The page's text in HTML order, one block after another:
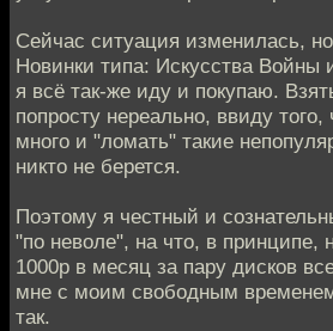
Сейчас ситуация изменилась,
Новинки типа: Искусства Войны
я всё так-же иду и покупаю.
попросту нереально, ввиду того,
много и "ломать" такие
никто не берется.
Поэтому я честный и
"по неволе", на что, в принципе,
1000р в месяц за пару дисков
мне с моим свободным
так.